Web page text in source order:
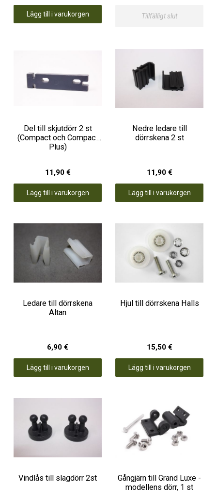
Lägg till i varukorgen Tillfälligt slut
Del till skjutdörr 2 st
(Compact och Compact
Plus)
11,90 €
Lägg till i varukorgen
Nedre ledare till
dörrskena 2 st
11,90 €
Lägg till i varukorgen
Ledare till dörrskena
Altan
6,90 €
Lägg till i varukorgen
Hjul till dörrskena Halls
15,50 €
Lägg till i varukorgen
Vindlås till slagdörr 2st
Gångjärn till Grand Luxe -
modellens dörr, 1 st